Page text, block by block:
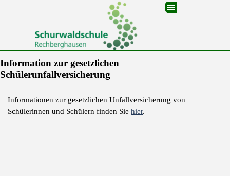
Menü überspringen
Information zur gesetzlichen
Schülerunfallversicherung
Informationen zur gesetzlichen Unfallversicherung von
Schülerinnen und Schülern finden Sie hier.